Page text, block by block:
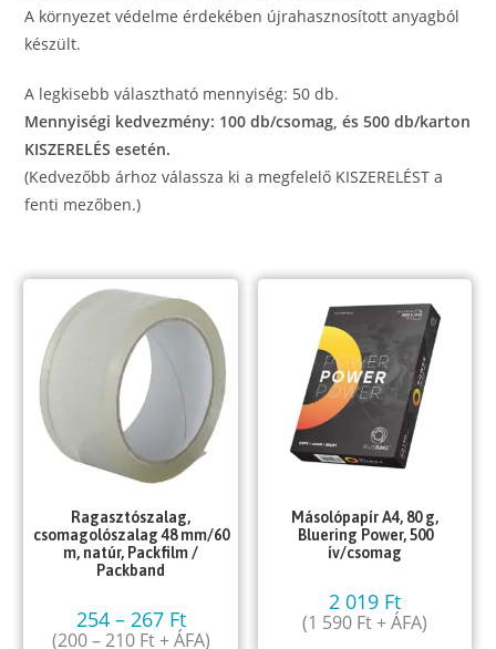
A környezet védelme érdekében újrahasznosított anyagból
készült.
A legkisebb választható mennyiség: 50 db.
Mennyiségi kedvezmény: 100 db/csomag, és 500 db/karton
KISZERELÉS esetén.
(Kedvezőbb árhoz válassza ki a megfelelő KISZERELÉST a
fenti mezőben.)
Ragasztószalag,
csomagolószalag 48 mm/60
m, natúr, Packfilm /
Packband
254 – 267 Ft
(200–210 Ft+ ÁFA)
Másolópapír A4, 80 g,
Bluering Power, 500
ív/csomag
2 019 Ft
(1 590 Ft+ ÁFA)